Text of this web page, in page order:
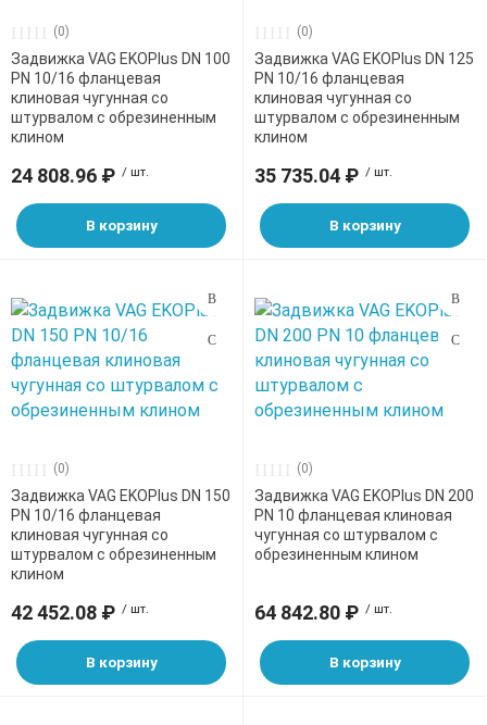
(0)
Задвижка VAG EKOPlus DN 100
PN 10/16 фланцевая
клиновая чугунная со
штурвалом с обрезиненным
клином
24 808.96 ₽ / шт.
В корзину
(0)
Задвижка VAG EKOPlus DN 125
PN 10/16 фланцевая
клиновая чугунная со
штурвалом с обрезиненным
клином
35 735.04 ₽ / шт.
В корзину
(0)
Задвижка VAG EKOPlus DN 150
PN 10/16 фланцевая
клиновая чугунная со
штурвалом с обрезиненным
клином
42 452.08 ₽ / шт.
В корзину
(0)
Задвижка VAG EKOPlus DN 200
PN 10 фланцевая клиновая
чугунная со штурвалом с
обрезиненным клином
64 842.80 ₽ / шт.
В корзину